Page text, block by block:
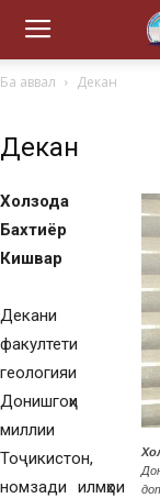
Ба аввал Декан
Декан
Холзода
Бахтиёр
Кишвар
Декани
факултети
геологияи
Донишгоҳи
миллии
Тоҷикистон,
номзади илмҳои